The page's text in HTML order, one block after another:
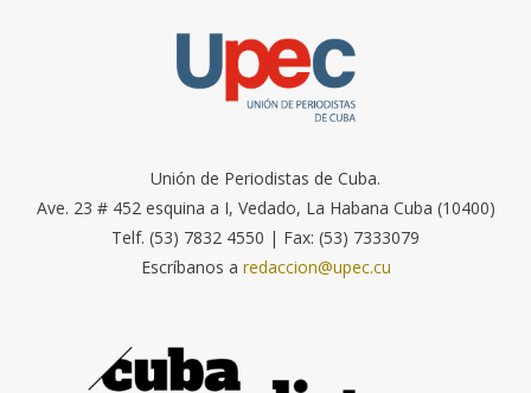
Unión de Periodistas de Cuba.
Ave. 23 # 452 esquina a I, Vedado, La Habana Cuba (10400)
Telf. (53) 7832 4550 | Fax: (53) 7333079
Escríbanos a redaccion@upec.cu